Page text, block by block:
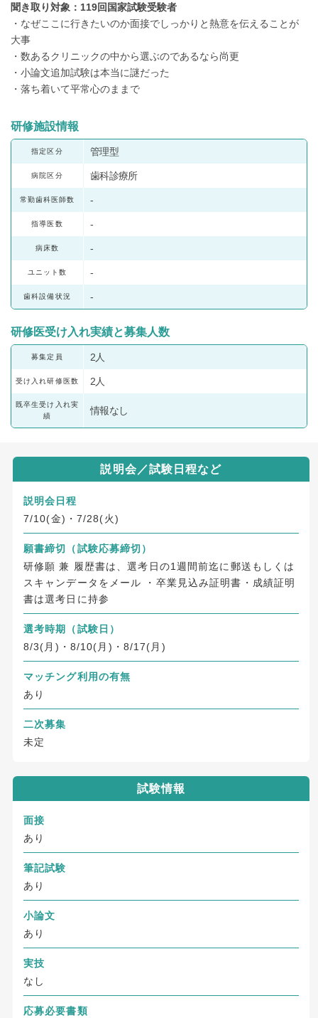
聞き取り対象：119回国家試験受験者
・なぜここに行きたいのか面接でしっかりと熱意を伝えることが
大事
・数あるクリニックの中から選ぶのであるなら尚更
・小論文追加試験は本当に謎だった
・落ち着いて平常心のままで
研修施設情報
指定区分 管理型
病院区分 歯科診療所
常勤歯科医師数 -
指導医数 -
病床数 -
ユニット数 -
歯科設備状況 -
研修医受け入れ実績と募集人数
募集定員 2人
受け入れ研修医数 2人
既卒生受け入れ実
績
情報なし
説明会／試験日程など
説明会日程
7/10(⾦)・7/28(⽕)
願書締切
（試験応募締切）
研修願 兼 履歴書は、選考⽇の1週間前迄に郵送もしくは
スキャンデータをメール ・卒業⾒込み証明書・成績証明
書は選考⽇に持参
選考時期（試験日）
8/3(⽉)・8/10(⽉)・8/17(⽉)
マッチング利用の有無
あり
二次募集
未定
試験情報
面接
あり
筆記試験
あり
小論文
あり
実技
なし
応募必要書類